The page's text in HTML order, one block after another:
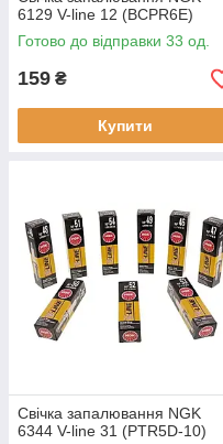
6129 V-line 12 (BCPR6E)
Готово до відправки 33 од.
159 ₴
Купити
Свічка запалювання NGK
6344 V-line 31 (PTR5D-10)